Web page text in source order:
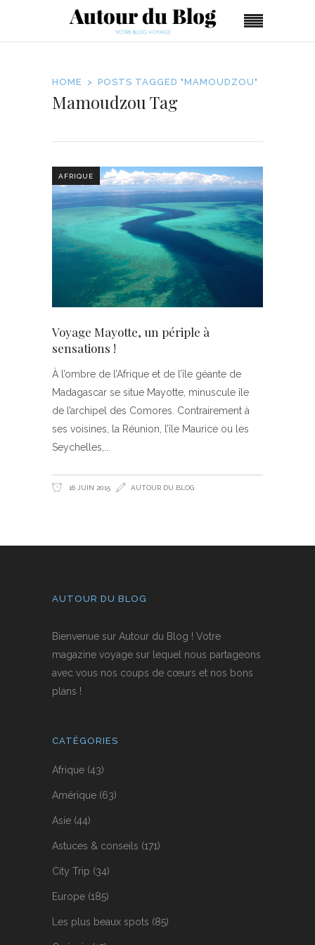
HOME POSTS TAGGED "MAMOUDZOU"
Mamoudzou Tag
AFRIQUE
Voyage Mayotte, un périple à
sensations !
À l’ombre de l’Afrique et de l’île géante de
Madagascar se situe Mayotte, minuscule île
de l’archipel des Comores. Contrairement à
ses voisines, la Réunion, l’île Maurice ou les
Seychelles,
16 JUIN 2015 AUTOUR DU BLOG
AUTOUR DU BLOG
Bienvenue sur Autour du Blog ! Votre
magazine voyage sur lequel nous partageons
avec vous nos coups de cœurs et nos bons
plans !
CATÉGORIES
Afrique (43)
Amérique (63)
Asie (44)
Astuces & conseils (171)
City Trip (34)
Europe (185)
Les plus beaux spots (85)